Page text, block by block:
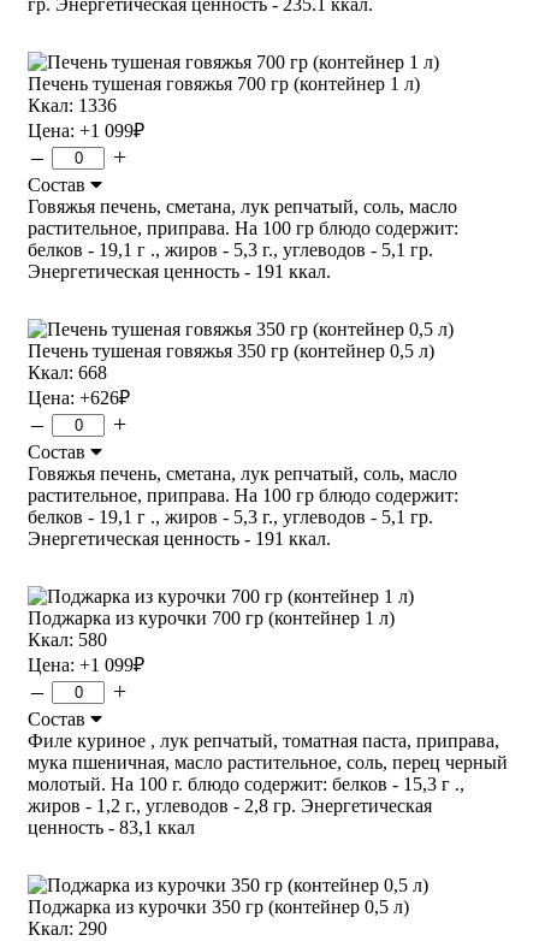
Печень тушеная говяжья 700 гр (контейнер 1 л)
Ккал: 1336
Цена: +1 099₽
– +
Состав
Говяжья печень, сметана, лук репчатый, соль, масло
растительное, приправа. На 100 гр блюдо содержит:
белков - 19,1 г ., жиров - 5,3 г., углеводов - 5,1 гр.
Энергетическая ценность - 191 ккал.
Печень тушеная говяжья 350 гр (контейнер 0,5 л)
Ккал: 668
Цена: +626₽
– +
Состав
Говяжья печень, сметана, лук репчатый, соль, масло
растительное, приправа. На 100 гр блюдо содержит:
белков - 19,1 г ., жиров - 5,3 г., углеводов - 5,1 гр.
Энергетическая ценность - 191 ккал.
Поджарка из курочки 700 гр (контейнер 1 л)
Ккал: 580
Цена: +1 099₽
– +
Состав
Филе куриное , лук репчатый, томатная паста, приправа,
мука пшеничная, масло растительное, соль, перец черный
молотый. На 100 г. блюдо содержит: белков - 15,3 г .,
жиров - 1,2 г., углеводов - 2,8 гр. Энергетическая
ценность - 83,1 ккал
Поджарка из курочки 350 гр (контейнер 0,5 л)
Ккал: 290